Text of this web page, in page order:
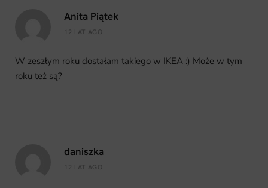
Anita Piątek
12 LAT AGO
W zeszłym roku dostałam takiego w IKEA :) Może w tym
roku też są?
daniszka
12 LAT AGO